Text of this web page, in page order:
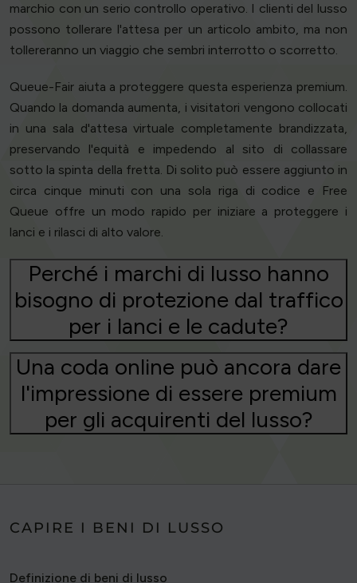
marchio con un serio controllo operativo. I clienti del lusso
possono tollerare l'attesa per un articolo ambito, ma non
tollereranno un viaggio che sembri interrotto o scorretto.
Queue-Fair aiuta a proteggere questa esperienza premium.
Quando la domanda aumenta, i visitatori vengono collocati
in una sala d'attesa virtuale completamente brandizzata,
preservando l'equità e impedendo al sito di collassare
sotto la spinta della fretta. Di solito può essere aggiunto in
circa cinque minuti con una sola riga di codice e Free
Queue offre un modo rapido per iniziare a proteggere i
lanci e i rilasci di alto valore.
Perché i marchi di lusso hanno
bisogno di protezione dal traffico
per i lanci e le cadute?
Una coda online può ancora dare
l'impressione di essere premium
per gli acquirenti del lusso?
CAPIRE I BENI DI LUSSO
Definizione di beni di lusso